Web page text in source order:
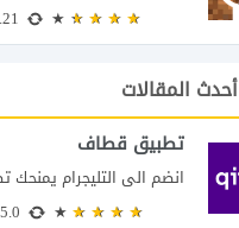
أحدث المقالات
تطبيق قطاف